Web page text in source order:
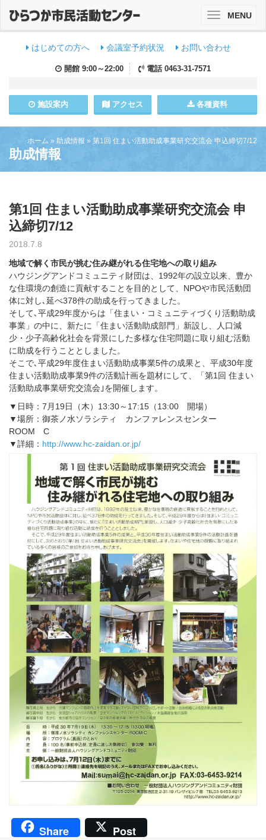
はじめての方へ 会議室予約状況 お問い合わせ
開館 9:00～22:00 電話 0463-31-7571
施設案内 アクセス 各種資料
ToggleMENU
ホーム » 助成情報 » 第1回 住まい活動助成事業研究交流会 申込締切7/12
助成情報
第1回 住まい活動助成事業研究交流会 申
込締切7/12
2018.7.8
地域で解く市民が挑む住み継がれる住宅地への取り組み
ハウジングアンドコミュニティ財団は、1992年の設立以来、豊か
な住環境の創造に貢献することを目的として、NPOや市民活動団
体に対し､延べ378件の助成を行ってきました。
そして､平成29年度からは「住まい・コミュニティづくり活動助成
事業」の中に、新たに「住まい活動助成部門」新設し、人口減
少・少子高齢化社会を背景にした多様な住宅問題に取り組む活動
に助成を行うこととしました。
そこで､平成29年度住まい活動助成事業5件の成果と、平成30年度
住まい活動助成事業9件の活動計画を題材にして、「第1回 住まい
活動助成事業研究交流会｣を開催します。
▼日時：7月19日（木）13:30～17:15（13:00 開場）
▼場所：御茶ノ水ソラシティ カンファレンスセンター
ROOM C
▼詳細： http://www.hc-zaidan.or.jp/
Share Post